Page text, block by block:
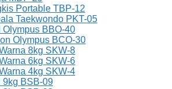
Portable TBP-12
Taekwondo PKT-05
Olympus BBO-40
Olympus BCO-30
8kg SKW-8
6kg SKW-6
4kg SKW-4
9kg BSB-09